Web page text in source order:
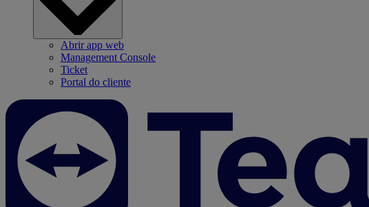
Abrir app web
Management Console
Ticket
Portal do cliente